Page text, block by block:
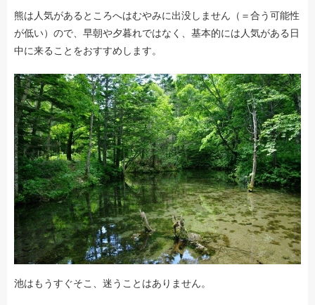
熊は人気があるところへはむやみに出没しません（＝合う可能性
が低い）ので、早朝や夕暮れではなく、基本的には人気がある日
中に来ることをおすすめします。
池はもうすぐそこ、迷うことはありません。